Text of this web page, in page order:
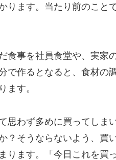
ります。当たり前のこと
食事を社員食堂や、実家
で作るとなると、食材の
ます。
思わず多めに買ってしま
？そうならないよう、買
ります。「今日これを買